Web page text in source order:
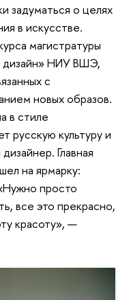
задуматься о целях
в искусстве.
магистратуры
НИУ ВШЭ,
с
новых образов.
в стиле
русскую культуру и
Главная
на ярмарку:
просто
все это прекрасно,
красоту», —